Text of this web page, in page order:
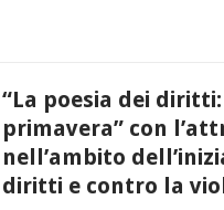
“La poesia dei
primavera” con
nell’ambito
diritti e contro la